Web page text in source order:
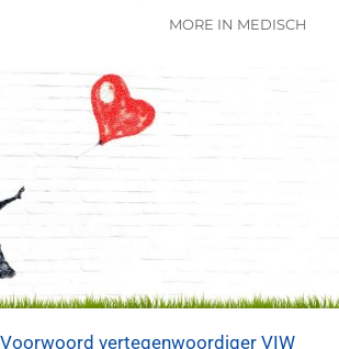
MORE IN MEDISCH
Voorwoord vertegenwoordiger VIW